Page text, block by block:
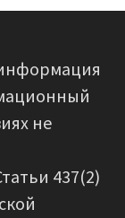
не
437(2)